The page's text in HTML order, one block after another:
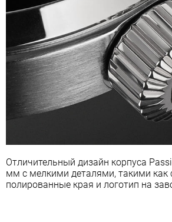
Отличительный дизайн корпуса
мм с мелкими деталями, такими как
полированные края и логотип на